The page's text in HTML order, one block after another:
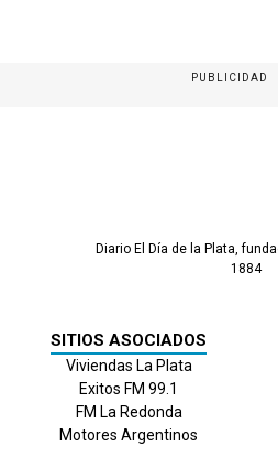
PUBLICIDAD
Diario El Día de la Plata,
1884
SITIOS ASOCIADOS
Viviendas La Plata
Exitos FM 99.1
FM La Redonda
Motores Argentinos